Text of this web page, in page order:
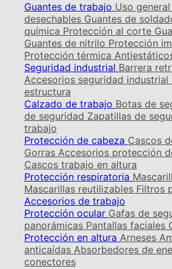
Guantes de trabajo Uso general
desechables Guantes de
química Protección al corte
Guantes de nitrilo Protección
Protección térmica
Seguridad industrial Barrera
Accesorios seguridad industrial
estructura
Calzado de trabajo Botas de
de seguridad Zapatillas de
trabajo
Protección de cabeza Cascos
Gorras Accesorios protección
Cascos trabajo en altura
Protección respiratoria
Mascarillas reutilizables Filtros
Accesorios de trabajo
Protección ocular Gafas de
panorámicas Pantallas faciales
Protección en altura Arneses
anticaídas Absorbedores de
conectores